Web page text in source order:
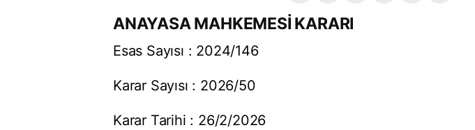
ANAYASA MAHKEMESİ KARARI
Esas Sayısı : 2024/146
Karar Sayısı : 2026/50
Karar Tarihi : 26/2/2026